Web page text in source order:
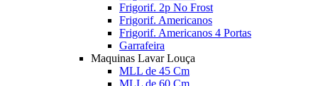
Frigorif. 2p No Frost
Frigorif. Americanos
Frigorif. Americanos 4 Portas
Garrafeira
Maquinas Lavar Louça
MLL de 45 Cm
MLL de 60 Cm